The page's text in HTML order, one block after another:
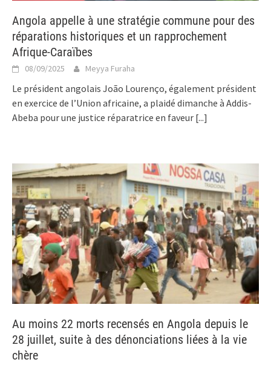
Angola appelle à une stratégie commune pour des
réparations historiques et un rapprochement
Afrique-Caraïbes
08/09/2025 Meyya Furaha
Le président angolais João Lourenço, également président
en exercice de l’Union africaine, a plaidé dimanche à Addis-
Abeba pour une justice réparatrice en faveur [...]
Au moins 22 morts recensés en Angola depuis le
28 juillet, suite à des dénonciations liées à la vie
chère